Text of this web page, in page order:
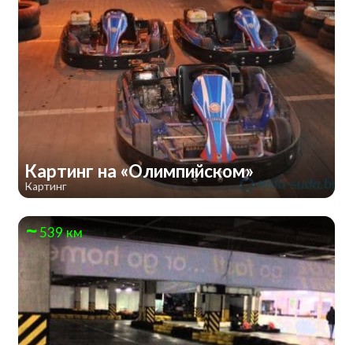
Картинг на «Олимпийском»
Картинг
539 км